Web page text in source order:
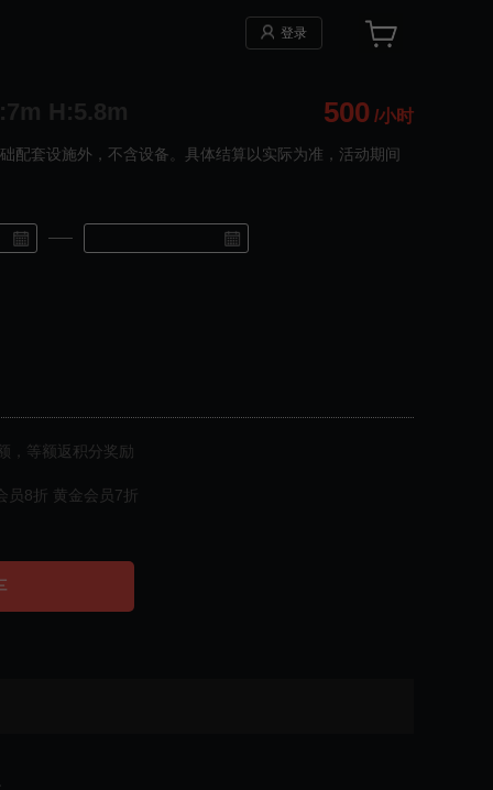
登录
H:5.8m 500 /小时
配套设施外，不含设备。具体结算以实际为准，活动期间
，等额返积分奖励
员8折 黄金会员7折